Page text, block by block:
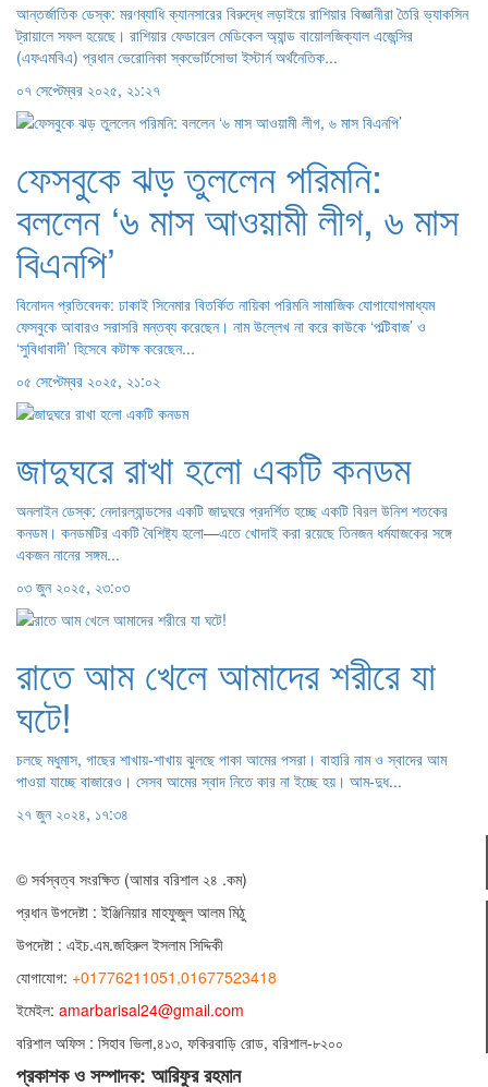
আন্তর্জাতিক ডেস্ক: মরণব্যাধি ক্যানসারের বিরুদ্ধে লড়াইয়ে রাশিয়ার বিজ্ঞানীরা তৈরি ভ্যাকসিন
ট্রায়ালে সফল হয়েছে। রাশিয়ার ফেডারেল মেডিকেল অ্যান্ড বায়োলজিক্যাল এজেন্সির
(এফএমবিএ) প্রধান ভেরোনিকা স্কভোর্টসোভা ইস্টার্ন অর্থনৈতিক...
০৭ সেপ্টেম্বর ২০২৫, ২১:২৭
ফেসবুকে ঝড় তুললেন পরিমনি:
বললেন ‘৬ মাস আওয়ামী লীগ, ৬ মাস
বিএনপি’
বিনোদন প্রতিবেদক: ঢাকাই সিনেমার বিতর্কিত নায়িকা পরিমনি সামাজিক যোগাযোগমাধ্যম
ফেসবুকে আবারও সরাসরি মন্তব্য করেছেন। নাম উল্লেখ না করে কাউকে ‘পল্টিবাজ’ ও
‘সুবিধাবাদী’ হিসেবে কটাক্ষ করেছেন...
০৫ সেপ্টেম্বর ২০২৫, ২১:০২
জাদুঘরে রাখা হলো একটি কনডম
অনলাইন ডেস্ক: নেদারল্যান্ডসের একটি জাদুঘরে প্রদর্শিত হচ্ছে একটি বিরল উনিশ শতকের
কনডম। কনডমটির একটি বৈশিষ্ট্য হলো—এতে খোদাই করা রয়েছে তিনজন ধর্মযাজকের সঙ্গে
একজন নানের সঙ্গম...
০৩ জুন ২০২৫, ২৩:০৩
রাতে আম খেলে আমাদের শরীরে যা
ঘটে!
চলছে মধুমাস, গাছের শাখায়-শাখায় ঝুলছে পাকা আমের পসরা। বাহারি নাম ও স্বাদের আম
পাওয়া যাচ্ছে বাজারেও। সেসব আমের স্বাদ নিতে কার না ইচ্ছে হয়। আম-দুধ...
২৭ জুন ২০২৪, ১৭:৩৪
© সর্বস্বত্ব সংরক্ষিত (আমার বরিশাল ২৪ .কম)
প্রধান ‍উপদেষ্টা : ‍ইঞ্জিনিয়ার মাহফুজুল আলম মিঠু
উপদেষ্টা : এইচ.এম.জহিরুল ইসলাম সিদ্দিকী
যোগাযোগ: +01776211051,01677523418
ইমেইল: amarbarisal24@gmail.com
বরিশাল অফিস : সিহাব ভিলা,৪১৩, ফকিরবাড়ি রোড, বরিশাল-৮২০০
প্রকাশক ও সম্পাদক: আরিফুর রহমান